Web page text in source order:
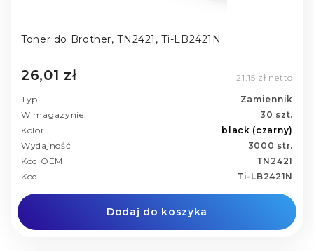
Toner do Brother, TN2421, Ti-LB2421N
26,01 zł 21,15 zł netto
Typ
Zamiennik
W magazynie
30 szt.
Kolor
black (czarny)
Wydajność
3000 str.
Kod OEM
TN2421
Kod
Ti-LB2421N
Dodaj do koszyka